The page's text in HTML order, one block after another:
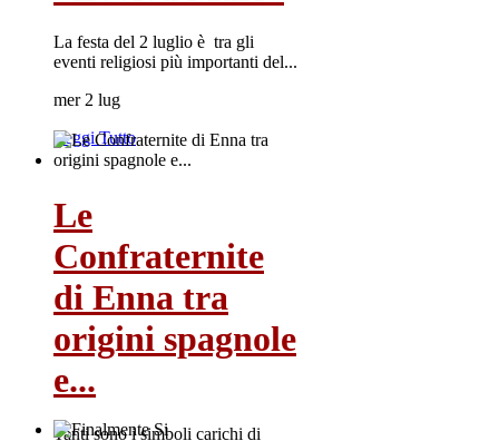
La festa del 2 luglio è tra gli
eventi religiosi più importanti del...
mer 2 lug
Leggi Tutto
Le
Confraternite
di Enna tra
origini spagnole
e...
Tanti sono i simboli carichi di